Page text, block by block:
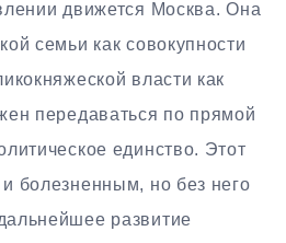
движется Москва. Она
семьи как совокупности
власти как
передаваться по прямой
единство. Этот
болезненным, но без него
развитие